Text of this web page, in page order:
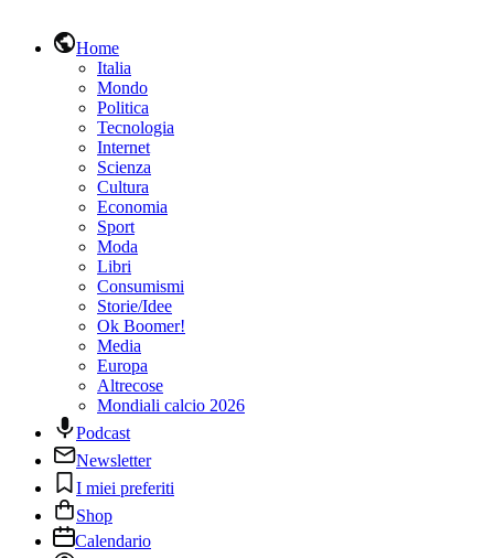
Home
Italia
Mondo
Politica
Tecnologia
Internet
Scienza
Cultura
Economia
Sport
Moda
Libri
Consumismi
Storie/Idee
Ok Boomer!
Media
Europa
Altrecose
Mondiali calcio 2026
Podcast
Newsletter
I miei preferiti
Shop
Calendario